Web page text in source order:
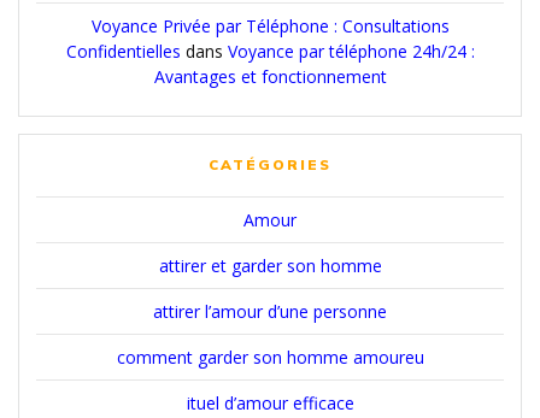
Voyance Privée par Téléphone : Consultations
Confidentielles dans Voyance par téléphone 24h/24 :
Avantages et fonctionnement
CATÉGORIES
Amour
attirer et garder son homme
attirer l’amour d’une personne
comment garder son homme amoureu
ituel d’amour efficace